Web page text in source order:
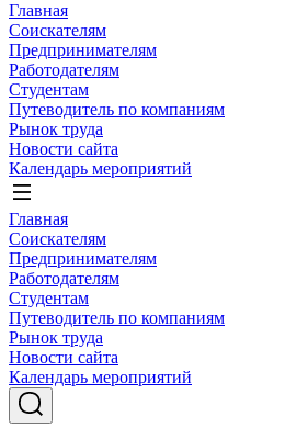
Главная
Соискателям
Предпринимателям
Работодателям
Студентам
Путеводитель по компаниям
Рынок труда
Новости сайта
Календарь мероприятий
Главная
Соискателям
Предпринимателям
Работодателям
Студентам
Путеводитель по компаниям
Рынок труда
Новости сайта
Календарь мероприятий